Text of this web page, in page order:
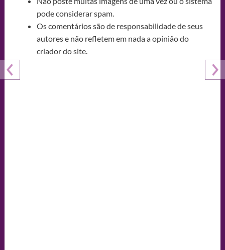
pode considerar spam.
Os comentários são de responsabilidade de seus
autores e não refletem em nada a opinião do
criador do site.